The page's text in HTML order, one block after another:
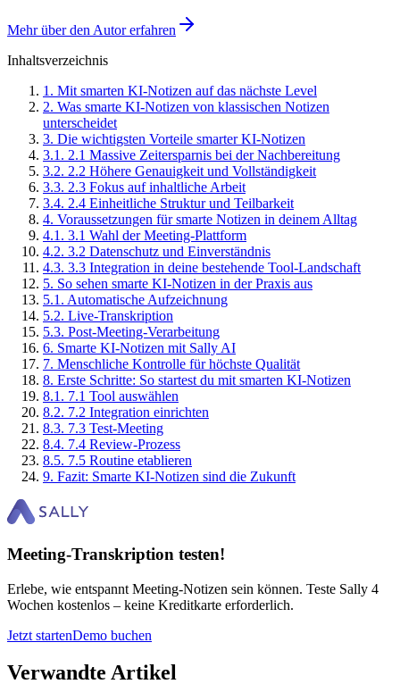
Mehr über den Autor erfahren
Inhaltsverzeichnis
1 . Mit smarten KI-Notizen auf das nächste Level
2. Was smarte KI-Notizen von klassischen Notizen
unterscheidet
3. Die wichtigsten Vorteile smarter KI-Notizen
3.1 . 2.1 Massive Zeitersparnis bei der Nachbereitung
3.2. 2.2 Höhere Genauigkeit und Vollständigkeit
3.3. 2.3 Fokus auf inhaltliche Arbeit
3.4. 2.4 Einheitliche Struktur und Teilbarkeit
4. Voraussetzungen für smarte Notizen in deinem Alltag
4.1 . 3.1 Wahl der Meeting-Plattform
4.2. 3.2 Datenschutz und Einverständnis
4.3. 3.3 Integration in deine bestehende Tool-Landschaft
5. So sehen smarte KI-Notizen in der Praxis aus
5.1 . Automatische Aufzeichnung
5.2. Live-Transkription
5.3. Post-Meeting-Verarbeitung
6. Smarte KI-Notizen mit Sally AI
7. Menschliche Kontrolle für höchste Qualität
8. Erste Schritte: So startest du mit smarten KI-Notizen
8.1 . 7.1 Tool auswählen
8.2. 7.2 Integration einrichten
8.3. 7.3 Test-Meeting
8.4. 7.4 Review-Prozess
8.5. 7.5 Routine etablieren
9. Fazit: Smarte KI-Notizen sind die Zukunft
Meeting-Transkription testen!
Erlebe, wie entspannt Meeting-Notizen sein können. Teste Sally 4
Wochen kostenlos – keine Kreditkarte erforderlich.
Jetzt startenDemo buchen
Verwandte Artikel